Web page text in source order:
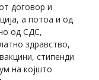
договор и
а потоа и од
од СДС,
здравство,
стипенди
на којшто